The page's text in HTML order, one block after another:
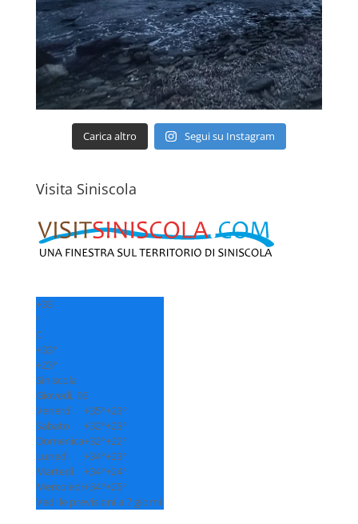
Carica altro Segui su Instagram
Visita Siniscola
+33
°
C
+33°
+23°
Siniscola
Giovedì, 06
Venerdì
+35°+23°
Sabato
+32°+23°
Domenica+32°+22°
Lunedì
+34°+23°
Martedì
+34°+24°
Mercoledì+34°+25°
Vedi le previsioni a 7 giorni